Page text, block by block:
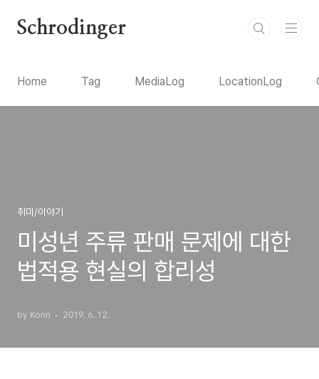
Schrodinger
Home Tag MediaLog LocationLog
취미/이야기
미성년 주류 판매 문제에 대한
법적용 현실의 합리성
by Konn 2019. 6. 12.